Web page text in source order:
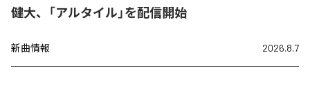
健大、「アルタイル」を配信開始
新曲情報 2026.8.7